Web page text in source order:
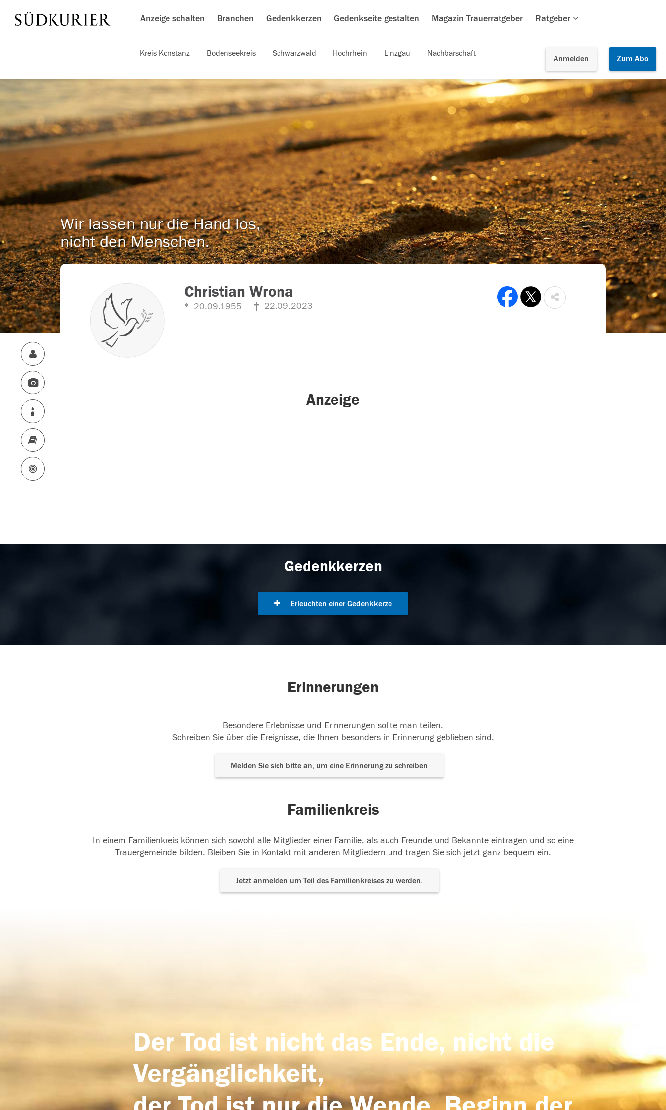
Anzeige schalten Branchen Gedenkkerzen Gedenkseite gestalten Magazin Trauerratgeber Ratgeber
Anmelden Zum Abo
Kreis Konstanz Bodenseekreis Schwarzwald Hochrhein Linzgau Nachbarschaft
Wir lassen nur die Hand los,
nicht den Menschen.
Christian Wrona
20.09.1955 22.09.2023
Anzeige
Gedenkkerzen
Erleuchten einer Gedenkkerze
Erinnerungen
Besondere Erlebnisse und Erinnerungen sollte man teilen.
Schreiben Sie über die Ereignisse, die Ihnen besonders in Erinnerung geblieben sind.
Melden Sie sich bitte an, um eine Erinnerung zu schreiben
Familienkreis
In einem Familienkreis können sich sowohl alle Mitglieder einer Familie, als auch Freunde und Bekannte eintragen und so eine
Trauergemeinde bilden. Bleiben Sie in Kontakt mit anderen Mitgliedern und tragen Sie sich jetzt ganz bequem ein.
Jetzt anmelden um Teil des Familienkreises zu werden.
Der Tod ist nicht das Ende, nicht die
Vergänglichkeit,